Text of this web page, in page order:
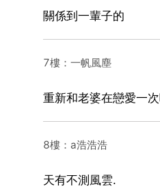
關係到一輩子的
7樓：一帆風塵
重新和老婆在戀愛一
8樓：a浩浩浩
天有不測風雲.